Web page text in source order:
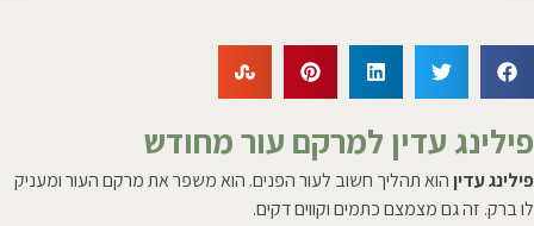
פילינג עדין למרקם עור מחודש
פילינג עדין הוא תהליך חשוב לעור הפנים. הוא משפר את מרקם העור ומעניק
לו ברק. זה גם מצמצם כתמים וקווים דקים.